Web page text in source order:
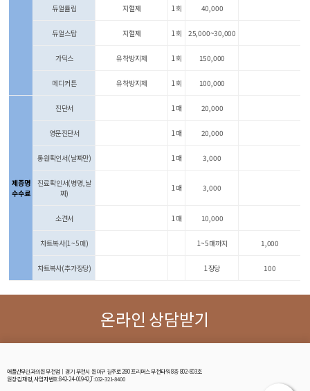
듀얼튤립 지혈제 1회 40,000
듀얼스탑 지혈제 1회 25,000~30,000
가딕스 유착방지제 1회 150,000
메디커튼 유착방지제 1회 100,000
제증명
수수료
진단서 1매 20,000
영문진단서 1매 20,000
통원확인서(날짜만) 1매 3,000
진료확인서(병명,날
짜)
1매 3,000
소견서 1매 10,000
차트복사(1~5매) 1~5매까지 1,000
차트복사(추가장당) 1장당 100
온라인 상담받기
애플산부인과의원 부천점│경기 부천시 원미구 길주로 280 프리머스 부천타워 8층 802-803호
원장:김재령, 사업자번호:842-24-01942,T:032-321-8400